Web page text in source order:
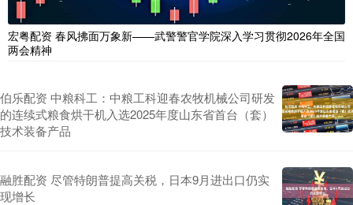
宏粤配资 春风拂面万象新——武警警官学院深入学习贯彻2026年全国
两会精神
伯乐配资 中粮科工：中粮工科迎春农牧机械公司研发
的连续式粮食烘干机入选2025年度山东省首台（套）
技术装备产品
融胜配资 尽管特朗普提高关税，日本9月进出口仍实
现增长